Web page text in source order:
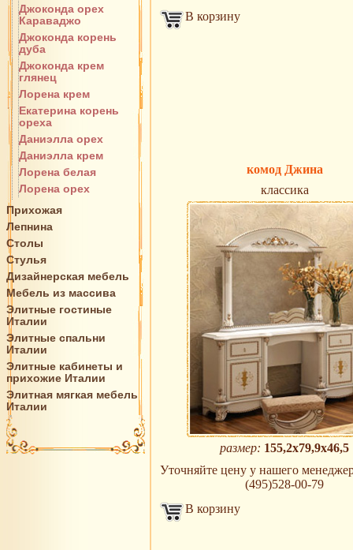
Джоконда орех
Караваджо
Джоконда корень
дуба
Джоконда крем
глянец
Лорена крем
Екатерина корень
ореха
Даниэлла орех
Даниэлла крем
Лорена белая
Лорена орех
Прихожая
Лепнина
Столы
Стулья
Дизайнерская мебель
Мебель из массива
Элитные гостиные
Италии
Элитные спальни
Италии
Элитные кабинеты и
прихожие Италии
Элитная мягкая мебель
Италии
В корзину
комод Джина
классика
размер: 155,2х79,9х46,5
Уточняйте цену у нашего
(495)528-00-79
В корзину